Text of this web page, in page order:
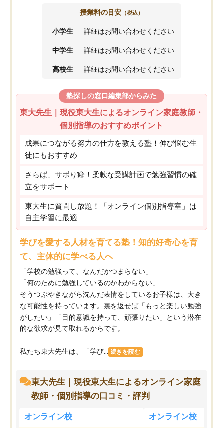
授業料の目安 （税込）
小学生 詳細はお問い合わせください
中学生 詳細はお問い合わせください
高校生 詳細はお問い合わせください
塾探しの窓口編集部からみた
東大先生｜現役東大生によるオンライン家庭教師・
個別指導のおすすめポイント
成果につながる努力の仕方を教える塾！伸び悩む生
徒にもおすすめ
さらば、サボり癖！柔軟な受講計画で勉強習慣の確
立をサポート
東大生に質問し放題！「オンライン個別指導室」は
自主学習に最適
学びを愛する人材を育てる塾！知的好奇心を育
て、主体的に学べる人へ
「学校の勉強って、なんだかつまらない」
「何のために勉強しているのかわからない」
そうつぶやきながら沈んだ表情をしているお子様は、大き
な可能性を持っています。裏を返せば「もっと楽しい勉強
がしたい」「目的意識を持って、頑張りたい」という潜在
的な欲求が見て取れるからです。
私たち東大先生は、「学び... 続きを読む
東大先生｜現役東大生によるオンライン家庭
教師・個別指導の口コミ・評判
オンライン校 オンライン校